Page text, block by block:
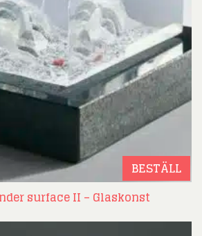
BESTÄLL
surface II – Glaskonst